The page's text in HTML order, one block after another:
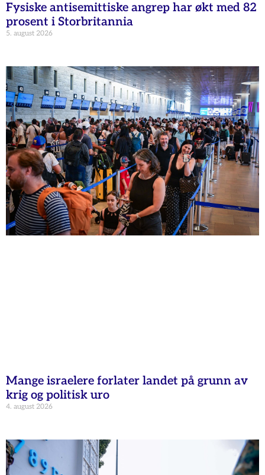
Fysiske antisemittiske angrep har økt med 82
prosent i Storbritannia
5. august 2026
Mange israelere forlater landet på grunn av
krig og politisk uro
4. august 2026